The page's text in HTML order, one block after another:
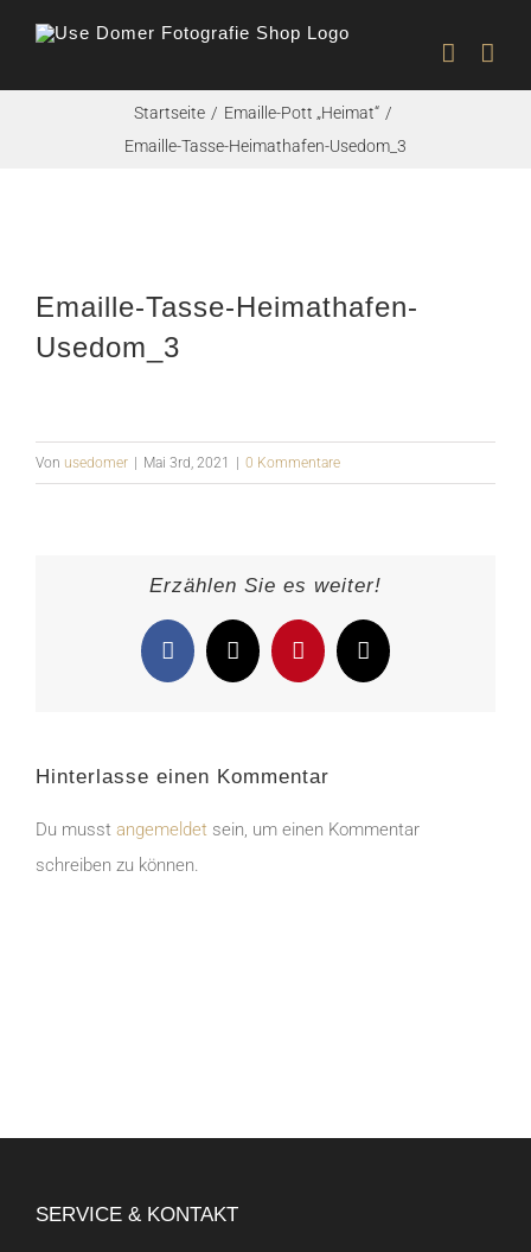
springen
Startseite
Emaille-Pott „Heimat“
Emaille-Tasse-Heimathafen-Usedom_3
Emaille-Tasse-Heimathafen-
Usedom_3
Von usedomer Mai 3rd, 2021 0 Kommentare
Erzählen Sie es weiter!
Facebook
X Pinterest
E-
Mail
Hinterlasse einen Kommentar
Du musst angemeldet sein, um einen Kommentar
schreiben zu können.
SERVICE & KONTAKT